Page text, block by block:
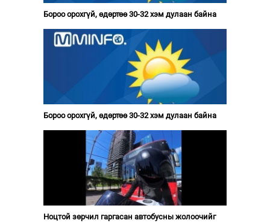
Бороо орохгүй, өдөртөө 30-32 хэм дулаан байна
Бороо орохгүй, өдөртөө 30-32 хэм дулаан байна
Ноцтой зөрчил гаргасан автобусны жолоочийг